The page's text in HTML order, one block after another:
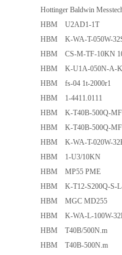
Hottinger Baldwin
HBM U2AD1-1T
HBM K-WA-T-050W-
HBM CS-M-TF-10KN
HBM K-U1A-050N-A-K
HBM fs-04 1t-2000r1
HBM 1-4411.0111
HBM K-T40B-500Q-
HBM K-T40B-500Q-
HBM K-WA-T-020W-
HBM 1-U3/10KN
HBM MP55 PME
HBM K-T12-S200Q-S-
HBM MGC MD255
HBM K-WA-L-100W-
HBM T40B/500N.m
HBM T40B-500N.m